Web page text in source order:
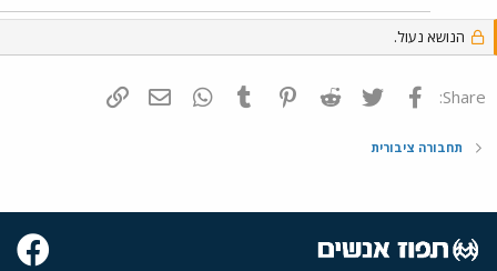
הנושא נעול.
Share: פייסבוק Twitter
Reddit
Pinterest
Tumblr
WhatsAppדואר אלקטרוני
תחבורה ציבורית